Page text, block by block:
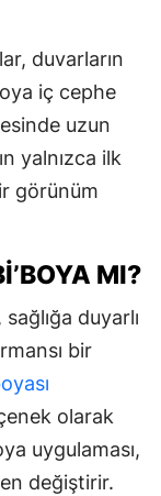
duvarların
iç cephe
uzun
yalnızca ilk
görünüm
MI?
duyarlı
bir
olarak
uygulaması,
değiştirir.